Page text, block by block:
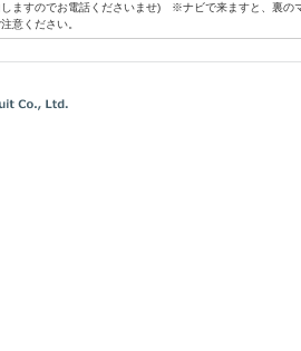
ますのでお電話くださいませ) ※ナビで来ますと、裏の
意ください。